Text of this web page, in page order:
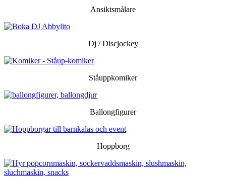
Ansiktsmålare
Dj / Discjockey
Ståuppkomiker
Ballongfigurer
Hoppborg